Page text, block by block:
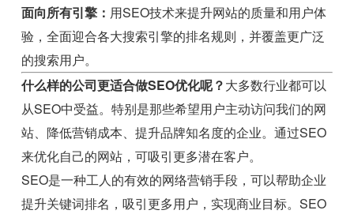
面向所有引擎： 用SEO技术来提升网站的质量和用户体
验，全面迎合各大搜索引擎的排名规则，并覆盖更广泛
的搜索用户。
什么样的公司更适合做SEO优化呢？大多数行业都可以
从SEO中受益。特别是那些希望用户主动访问我们的网
站、降低营销成本、提升品牌知名度的企业。通过SEO
来优化自己的网站，可吸引更多潜在客户。
SEO是一种工人的有效的网络营销手段，可以帮助企业
提升关键词排名，吸引更多用户，实现商业目标。SEO